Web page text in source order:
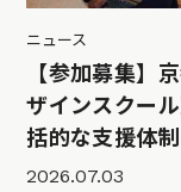
ニュース
【参加募集】
ザインスクー
括的な支援体
2026.07.03